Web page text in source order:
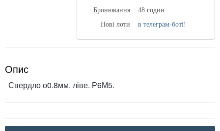
Бронювання
48 годин
Нові лоти
в телеграм-боті!
Опис
Свердло о0.8мм. ліве. Р6М5.